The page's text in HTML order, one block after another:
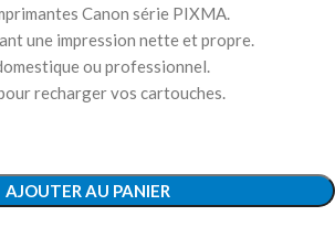
Canon série PIXMA.
une impression nette et propre.
ou professionnel.
recharger vos cartouches.
AJOUTER AU PANIER